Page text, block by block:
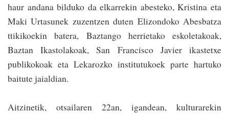
haur andana bilduko da elkarrekin abesteko, Kristina eta
Maki Urtasunek zuzentzen duten Elizondoko Abesba­tza
ttikikoekin batera, Baztango he­rrietako eskoletakoak,
Baztan Ikastolakoak, San Francisco Javier ikastetxe
publikokoak eta Lekarozko ins­titutukoek parte hartuko
baitute ­jaialdian.
Aitzinetik, otsailaren 22an, igandean, kulturarekin